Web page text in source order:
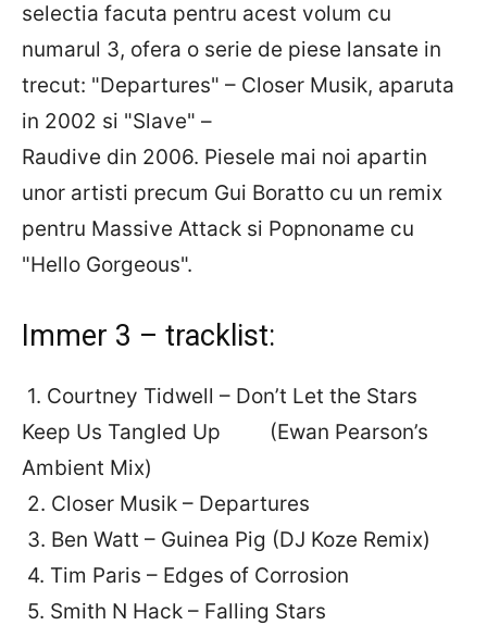
selectia facuta pentru acest volum cu
numarul 3, ofera o serie de piese lansate in
trecut: "Departures" – Closer Musik, aparuta
in 2002 si "Slave" –
Raudive din 2006. Piesele mai noi apartin
unor artisti precum Gui Boratto cu un remix
pentru Massive Attack si Popnoname cu
"Hello Gorgeous".
Immer 3 – tracklist:
1. Courtney Tidwell – Don’t Let the Stars
Keep Us Tangled Up (Ewan Pearson’s
Ambient Mix)
2. Closer Musik – Departures
3. Ben Watt – Guinea Pig (DJ Koze Remix)
4. Tim Paris – Edges of Corrosion
5. Smith N Hack – Falling Stars